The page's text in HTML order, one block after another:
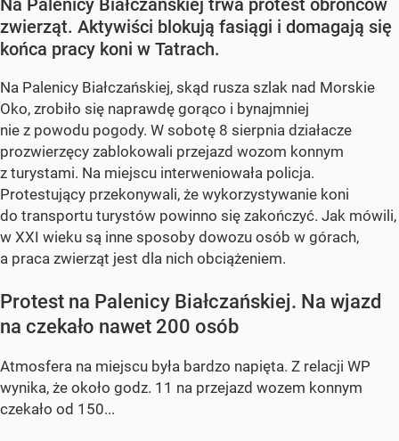
zwierząt. Aktywiści blokują fasiągi i domagają się
końca pracy koni w Tatrach.
Na Palenicy Białczańskiej, skąd rusza szlak nad Morskie
Oko, zrobiło się naprawdę gorąco i bynajmniej
nie z powodu pogody. W sobotę 8 sierpnia działacze
prozwierzęcy zablokowali przejazd wozom konnym
z turystami. Na miejscu interweniowała policja.
Protestujący przekonywali, że wykorzystywanie koni
do transportu turystów powinno się zakończyć. Jak mówili,
w XXI wieku są inne sposoby dowozu osób w górach,
a praca zwierząt jest dla nich obciążeniem.
Protest na Palenicy Białczańskiej. Na wjazd
na czekało nawet 200 osób
Atmosfera na miejscu była bardzo napięta. Z relacji WP
wynika, że około godz. 11 na przejazd wozem konnym
czekało od 150...